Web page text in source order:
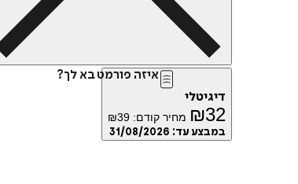
איזה פורמט בא לך?
דיגיטלי
₪32 מחיר קודם: ₪39
במבצע עד: 31/08/2026